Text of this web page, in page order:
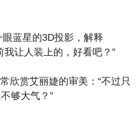
蓝星的3D投影，解释
我让人装上的，好看吧？”
欣赏艾丽婕的审美：“不过只
够大气？”